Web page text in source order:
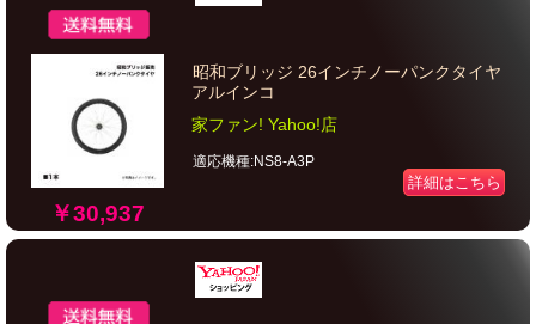
￥30,937
昭和ブリッジ 26インチノーパンクタイヤ
アルインコ
家ファン! Yahoo!店
適応機種:NS8-A3P
詳細はこちら